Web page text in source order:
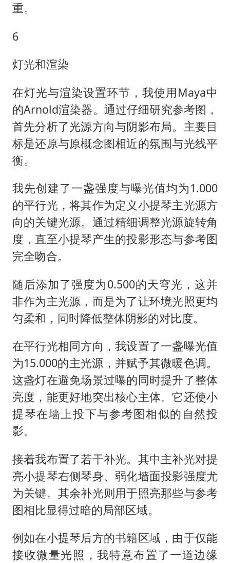
重。
6
灯光和渲染
在灯光与渲染设置环节，我使用Maya中
的Arnold渲染器。通过仔细研究参考图，
首先分析了光源方向与阴影布局。主要目
标是还原与原概念图相近的氛围与光线平
衡。
我先创建了一盏强度与曝光值均为1.000
的平行光，将其作为定义小提琴主光源方
向的关键光源。通过精细调整光源旋转角
度，直至小提琴产生的投影形态与参考图
完全吻合。
随后添加了强度为0.500的天穹光，这并
非作为主光源，而是为了让环境光照更均
匀柔和，同时降低整体阴影的对比度。
在平行光相同方向，我设置了一盏曝光值
为15.000的主光源，并赋予其微暖色调。
这盏灯在避免场景过曝的同时提升了整体
亮度，能更好地突出核心主体。它还使小
提琴在墙上投下与参考图相似的自然投
影。
接着我布置了若干补光。其中主补光对提
亮小提琴右侧琴身、弱化墙面投影强度尤
为关键。其余补光则用于照亮那些与参考
图相比显得过暗的局部区域。
例如在小提琴后方的书籍区域，由于仅能
接收微量光照，我特意布置了一道边缘